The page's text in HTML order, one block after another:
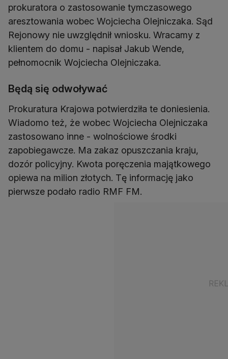
prokuratora o zastosowanie tymczasowego
aresztowania wobec Wojciecha Olejniczaka. Sąd
Rejonowy nie uwzględnił wniosku. Wracamy z
klientem do domu - napisał Jakub Wende,
pełnomocnik Wojciecha Olejniczaka.
Będą się odwoływać
Prokuratura Krajowa potwierdziła te doniesienia.
Wiadomo też, że wobec Wojciecha Olejniczaka
zastosowano inne - wolnościowe środki
zapobiegawcze. Ma zakaz opuszczania kraju,
dozór policyjny. Kwota poręczenia majątkowego
opiewa na milion złotych. Tę informację jako
pierwsze podało radio RMF FM.